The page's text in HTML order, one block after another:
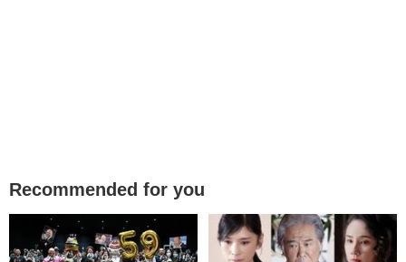
Recommended for you